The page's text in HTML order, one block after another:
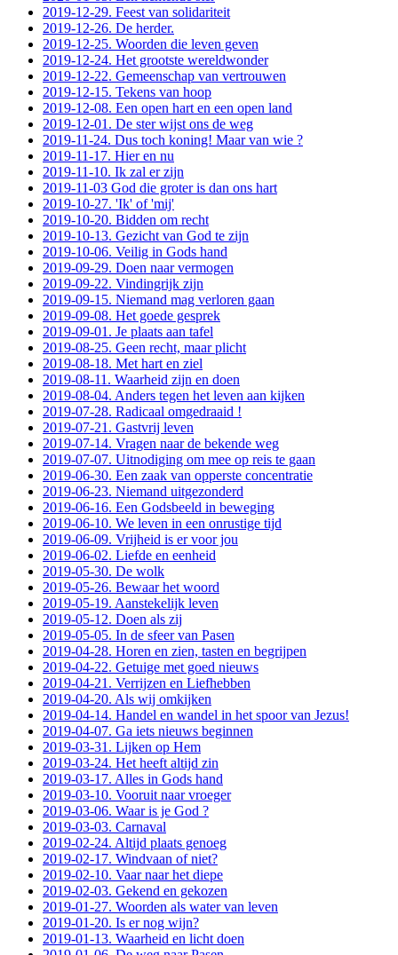
2019-12-29. Feest van solidariteit
2019-12-26. De herder.
2019-12-25. Woorden die leven geven
2019-12-24. Het grootste wereldwonder
2019-12-22. Gemeenschap van vertrouwen
2019-12-15. Tekens van hoop
2019-12-08. Een open hart en een open land
2019-12-01. De ster wijst ons de weg
2019-11-24. Dus toch koning! Maar van wie ?
2019-11-17. Hier en nu
2019-11-10. Ik zal er zijn
2019-11-03 God die groter is dan ons hart
2019-10-27. 'Ik' of 'mij'
2019-10-20. Bidden om recht
2019-10-13. Gezicht van God te zijn
2019-10-06. Veilig in Gods hand
2019-09-29. Doen naar vermogen
2019-09-22. Vindingrijk zijn
2019-09-15. Niemand mag verloren gaan
2019-09-08. Het goede gesprek
2019-09-01. Je plaats aan tafel
2019-08-25. Geen recht, maar plicht
2019-08-18. Met hart en ziel
2019-08-11. Waarheid zijn en doen
2019-08-04. Anders tegen het leven aan kijken
2019-07-28. Radicaal omgedraaid !
2019-07-21. Gastvrij leven
2019-07-14. Vragen naar de bekende weg
2019-07-07. Uitnodiging om mee op reis te gaan
2019-06-30. Een zaak van opperste concentratie
2019-06-23. Niemand uitgezonderd
2019-06-16. Een Godsbeeld in beweging
2019-06-10. We leven in een onrustige tijd
2019-06-09. Vrijheid is er voor jou
2019-06-02. Liefde en eenheid
2019-05-30. De wolk
2019-05-26. Bewaar het woord
2019-05-19. Aanstekelijk leven
2019-05-12. Doen als zij
2019-05-05. In de sfeer van Pasen
2019-04-28. Horen en zien, tasten en begrijpen
2019-04-22. Getuige met goed nieuws
2019-04-21. Verrijzen en Liefhebben
2019-04-20. Als wij omkijken
2019-04-14. Handel en wandel in het spoor van Jezus!
2019-04-07. Ga iets nieuws beginnen
2019-03-31. Lijken op Hem
2019-03-24. Het heeft altijd zin
2019-03-17. Alles in Gods hand
2019-03-10. Vooruit naar vroeger
2019-03-06. Waar is je God ?
2019-03-03. Carnaval
2019-02-24. Altijd plaats genoeg
2019-02-17. Windvaan of niet?
2019-02-10. Vaar naar het diepe
2019-02-03. Gekend en gekozen
2019-01-27. Woorden als water van leven
2019-01-20. Is er nog wijn?
2019-01-13. Waarheid en licht doen